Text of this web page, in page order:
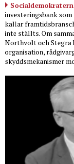
investeringsbank
kallar
inte ställts. Om
Northvolt och Stegra
organisation,
skyddsmekanismer